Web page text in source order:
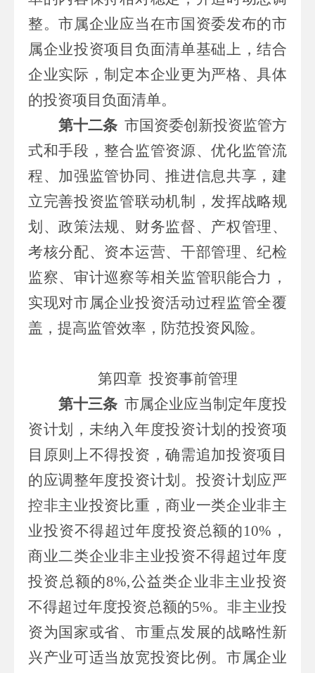
整。市属企业应当在市国资委发布的市
属企业投资项目负面清单基础上，结合
企业实际，制定本企业更为严格、具体
的投资项目负面清单。
第十二条 市国资委创新投资监管方
式和手段，整合监管资源、优化监管流
程、加强监管协同、推进信息共享，建
立完善投资监管联动机制，发挥战略规
划、政策法规、财务监督、产权管理、
考核分配、资本运营、干部管理、纪检
监察、审计巡察等相关监管职能合力，
实现对市属企业投资活动过程监管全覆
盖，提高监管效率，防范投资风险。
第四章 投资事前管理
第十三条 市属企业应当制定年度投
资计划，未纳入年度投资计划的投资项
目原则上不得投资，确需追加投资项目
的应调整年度投资计划。投资计划应严
控非主业投资比重，商业一类企业非主
业投资不得超过年度投资总额的10% ，
商业二类企业非主业投资不得超过年度
投资总额的8%,公益类企业非主业投资
不得超过年度投资总额的5%。非主业投
资为国家或省、市重点发展的战略性新
兴产业可适当放宽投资比例。 市属企业